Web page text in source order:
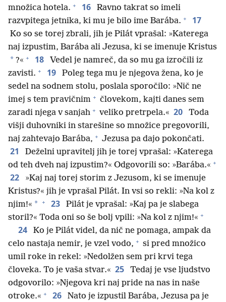
množica hotela. + 16
Ravno takrat so imeli
razvpitega jetnika, ki mu je bilo ime Barába. + 17
Ko so se torej zbrali, jih je Pilát vprašal: »Katerega
naj izpustim, Barába ali Jezusa, ki se imenuje Kristus
* ?« + 18
Vedel je namreč, da so mu ga izročili iz
zavisti. + 19
Poleg tega mu je njegova žena, ko je
sedel na sodnem stolu, poslala sporočilo: »Nič ne
imej s tem pravičnim + človekom, kajti danes sem
zaradi njega v sanjah + veliko pretrpela.« 20
Toda
višji duhovniki in starešine so množice pregovorili,
naj zahtevajo Barába, + Jezusa pa dajo pokončati.
21
Deželni upravitelj jih je torej vprašal: »Katerega
od teh dveh naj izpustim?« Odgovorili so: »Barába.« +
22
»Kaj naj torej storim z Jezusom, ki se imenuje
Kristus?« jih je vprašal Pilát. In vsi so rekli: »Na kol z
njim!« * + 23
Pilát je vprašal: »Kaj pa je slabega
storil?« Toda oni so še bolj vpili: »Na kol z njim!« +
24
Ko je Pilát videl, da nič ne pomaga, ampak da
celo nastaja nemir, je vzel vodo, + si pred množico
umil roke in rekel: »Nedolžen sem pri krvi tega
človeka. To je vaša stvar.« 25
Tedaj je vse ljudstvo
odgovorilo: »Njegova kri naj pride na nas in naše
otroke.« + 26
Nato je izpustil Barába, Jezusa pa je